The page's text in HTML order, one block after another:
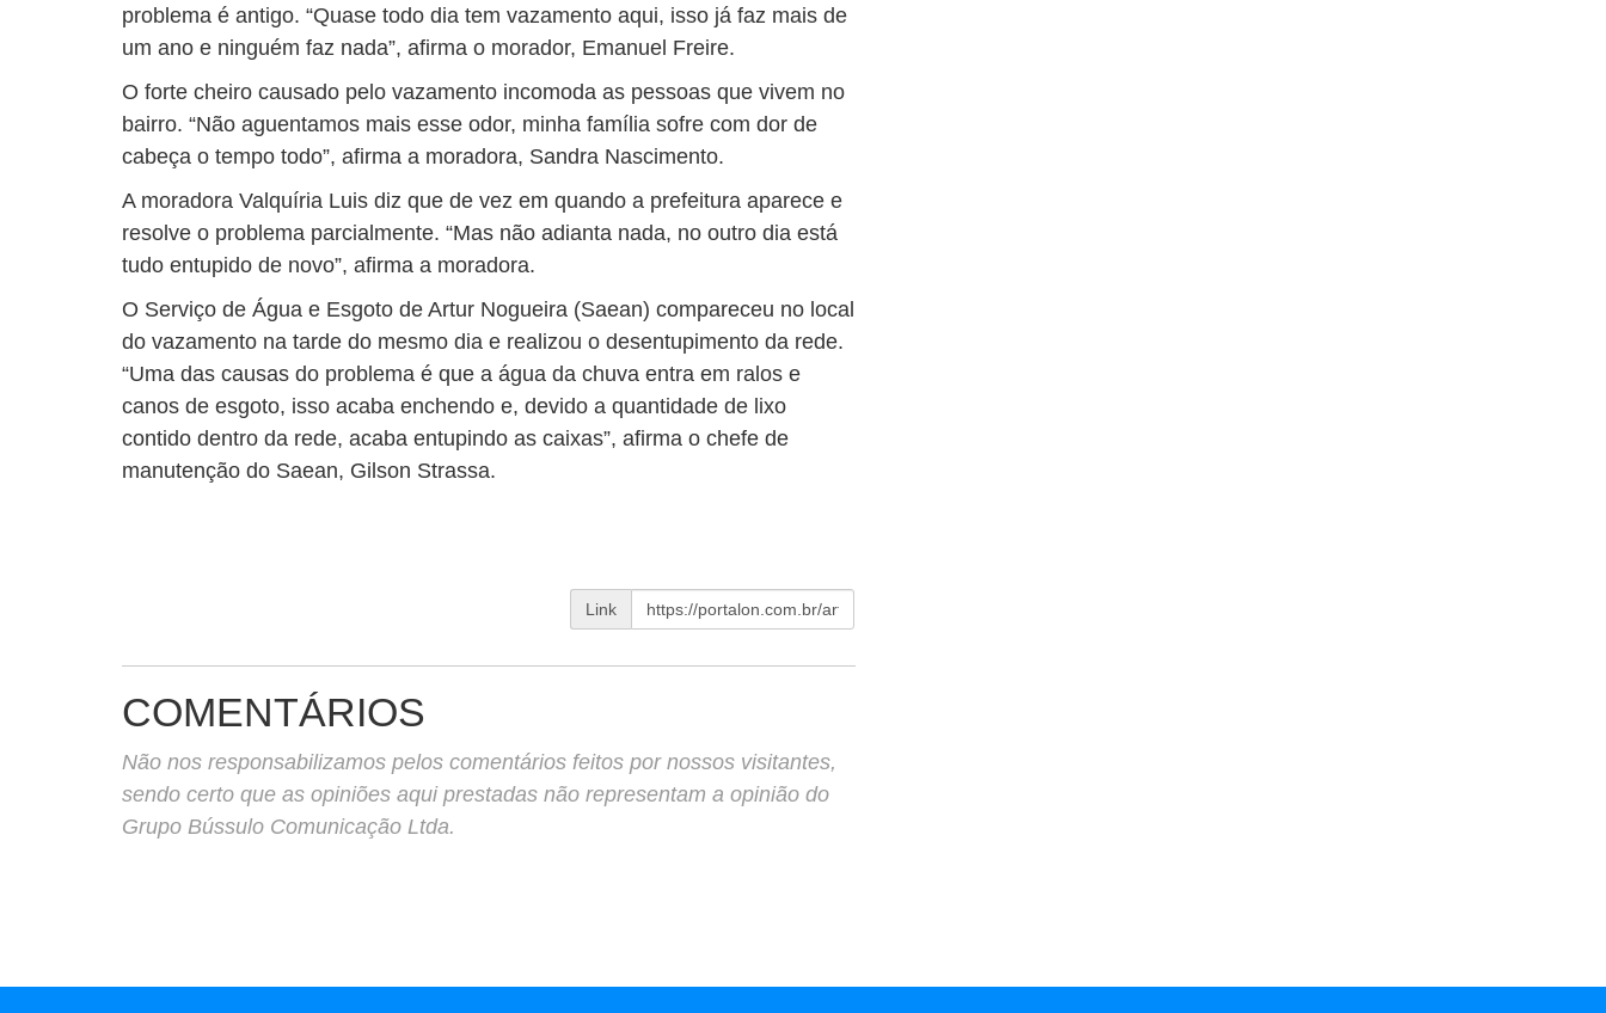
problema é antigo. “Quase todo dia tem vazamento aqui, isso já faz mais de
um ano e ninguém faz nada”, afirma o morador, Emanuel Freire.
O forte cheiro causado pelo vazamento incomoda as pessoas que vivem no
bairro. “Não aguentamos mais esse odor, minha família sofre com dor de
cabeça o tempo todo”, afirma a moradora, Sandra Nascimento.
A moradora Valquíria Luis diz que de vez em quando a prefeitura aparece e
resolve o problema parcialmente. “Mas não adianta nada, no outro dia está
tudo entupido de novo”, afirma a moradora.
O Serviço de Água e Esgoto de Artur Nogueira (Saean) compareceu no local
do vazamento na tarde do mesmo dia e realizou o desentupimento da rede.
“Uma das causas do problema é que a água da chuva entra em ralos e
canos de esgoto, isso acaba enchendo e, devido a quantidade de lixo
contido dentro da rede, acaba entupindo as caixas”, afirma o chefe de
manutenção do Saean, Gilson Strassa.
Link
COMENTÁRIOS
Não nos responsabilizamos pelos comentários feitos por nossos visitantes,
sendo certo que as opiniões aqui prestadas não representam a opinião do
Grupo Bússulo Comunicação Ltda.